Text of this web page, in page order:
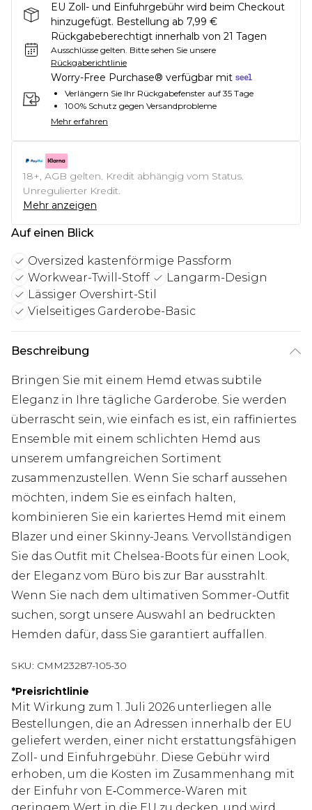
EU Zoll- und Einfuhrgebühr wird beim Checkout
hinzugefügt. Bestellung ab 7,99 €
Rückgabeberechtigt innerhalb von 21 Tagen
Ausschlüsse gelten. Bitte sehen Sie unsere
Rückgaberichtlinie
Worry-Free Purchase® verfügbar mit
Verlängern Sie Ihr Rückgabefenster auf 35 Tage
100% Schutz gegen Versandprobleme
Mehr erfahren
18+, AGB gelten. Kredit abhängig vom Status.
Unregulierter Kredit.
Mehr anzeigen
Auf einen Blick
Oversized kastenförmige Passform
Workwear-Twill-Stoff
Langarm-Design
Lässiger Overshirt-Stil
Vielseitiges Garderobe-Basic
Beschreibung
Bringen Sie mit einem Hemd etwas subtile
Eleganz in Ihre tägliche Garderobe. Sie werden
überrascht sein, wie einfach es ist, ein raffiniertes
Ensemble mit einem schlichten Hemd aus
unserem umfangreichen Sortiment
zusammenzustellen. Wenn Sie scharf aussehen
möchten, indem Sie es einfach halten,
kombinieren Sie ein kariertes Hemd mit einem
Blazer und einer Skinny-Jeans. Vervollständigen
Sie das Outfit mit Chelsea-Boots für einen Look,
der Eleganz vom Büro bis zur Bar ausstrahlt.
Wenn Sie nach dem ultimativen Sommer-Outfit
suchen, sorgt unsere Auswahl an bedruckten
Hemden dafür, dass Sie garantiert auffallen.
SKU: CMM23287-105-30
*Preisrichtlinie
Mit Wirkung zum 1. Juli 2026 unterliegen alle
Bestellungen, die an Adressen innerhalb der EU
geliefert werden, einer nicht erstattungsfähigen
Zoll- und Einfuhrgebühr. Diese Gebühr wird
erhoben, um die Kosten im Zusammenhang mit
der Einfuhr von E‑Commerce-Waren mit